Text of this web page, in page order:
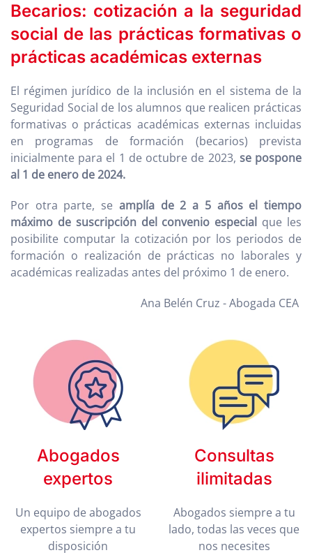
Becarios: cotización a la seguridad
social de las prácticas formativas o
prácticas académicas externas
El régimen jurídico de la inclusión en el sistema de la
Seguridad Social de los alumnos que realicen prácticas
formativas o prácticas académicas externas incluidas
en programas de formación (becarios) prevista
inicialmente para el 1 de octubre de 2023, se pospone
al 1 de enero de 2024.
Por otra parte, se amplía de 2 a 5 años el tiempo
máximo de suscripción del convenio especial que les
posibilite computar la cotización por los periodos de
formación o realización de prácticas no laborales y
académicas realizadas antes del próximo 1 de enero.
Ana Belén Cruz - Abogada CEA
Abogados
expertos
Un equipo de abogados
expertos siempre a tu
disposición
Consultas
ilimitadas
Abogados siempre a tu
lado, todas las veces que
nos necesites